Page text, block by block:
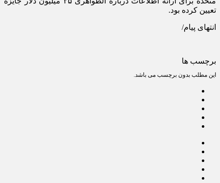
تعیین کرده بود.
انتهای پیام/
برچسب ها
این مطلب بدون برچسب می باشد.